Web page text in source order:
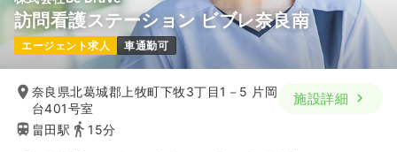
透析正看護師 一般＋療養
日勤のみ（常勤） 一時募集休止
給与 22.9 万円 /月 賞与3.4ヶ月
※経験4年の例
時間
7:30～15:45
訪問看護ステーション ビブレ奈良南
エージェント求人 車通勤可
奈良県北葛城郡上牧町下牧3丁目1－5 片岡
台401号室
畠田駅
15分
施設詳細